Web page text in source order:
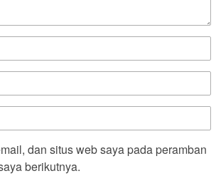
dan situs web saya pada peramban
berikutnya.